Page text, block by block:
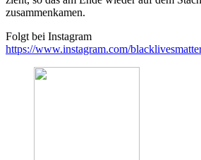
zusammenkamen.
Folgt bei Instagram
https://www.instagram.com/